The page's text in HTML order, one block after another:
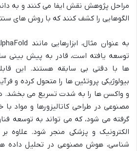
مراحل پژوهش نقش ایفا می کنند و به
الگوهایی را کشف کنند که با روش های
توسعه یافته است، قادر به پیش بینی
ها با دقتی بی سابقه هستند. این
بیولوژیکی پروتئین ها را متحول کرده و
و واکسن ها را به شدت تسریع می بخشد.
مصنوعی در طراحی کاتالیزورها و مواد
گرفته می شود، که می تواند به توسعه
الکترونیک و پزشکی منجر شود. علاوه
شناسی، هوش مصنوعی در تحلیل داده